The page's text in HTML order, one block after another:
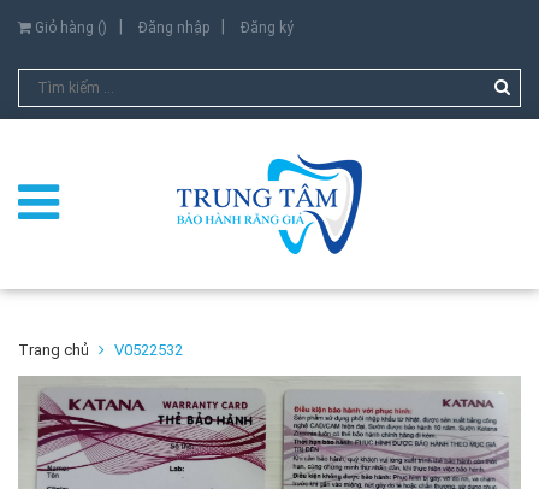
Giỏ hàng () Đăng nhập Đăng ký
Trang chủ V0522532